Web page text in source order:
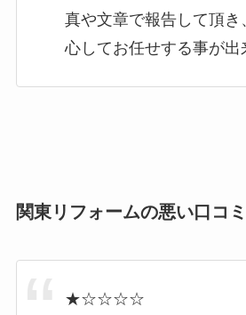
真や文章で報告して頂き
心してお任せする事が出
関東リフォームの悪い口コ
★☆☆☆☆